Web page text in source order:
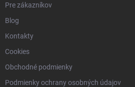
Pre zákazníkov
Blog
Kontakty
Cookies
Obchodné podmienky
Podmienky ochrany osobných údajov